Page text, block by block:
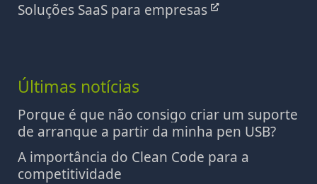
Soluções SaaS para empresas
Últimas notícias
Porque é que não consigo criar um suporte
de arranque a partir da minha pen USB?
A importância do Clean Code para a
competitividade